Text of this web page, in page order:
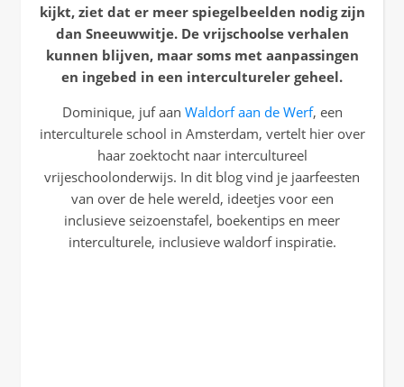
kijkt, ziet dat er meer spiegelbeelden nodig zijn
dan Sneeuwwitje. De vrijschoolse verhalen
kunnen blijven, maar soms met aanpassingen
en ingebed in een intercultureler geheel.
Dominique, juf aan Waldorf aan de Werf, een
interculturele school in Amsterdam, vertelt hier over
haar zoektocht naar intercultureel
vrijeschoolonderwijs. In dit blog vind je jaarfeesten
van over de hele wereld, ideetjes voor een
inclusieve seizoenstafel, boekentips en meer
interculturele, inclusieve waldorf inspiratie.